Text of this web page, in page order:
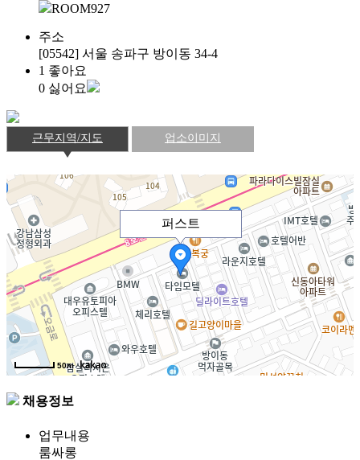
ROOM927
주소
[05542] 서울 송파구 방이동 34-4
1 좋아요
0 싫어요
근무지역/지도 업소이미지
퍼스트
50m
채용정보
업무내용
룸싸롱